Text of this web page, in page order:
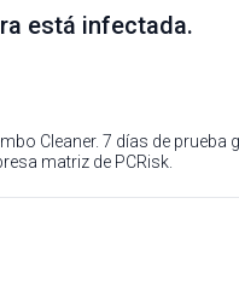
está infectada.
Cleaner. 7 días de prueba
matriz de PCRisk.